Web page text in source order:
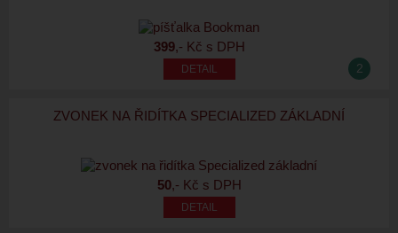
399,- Kč s DPH
2
ZVONEK NA ŘIDÍTKA SPECIALIZED ZÁKLADNÍ
50,- Kč s DPH